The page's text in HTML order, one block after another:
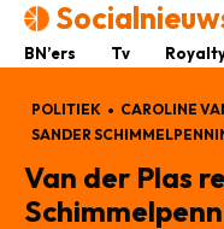
BN’ers Tv
POLITIEK
CAROLINE
SANDER
Van der Plas